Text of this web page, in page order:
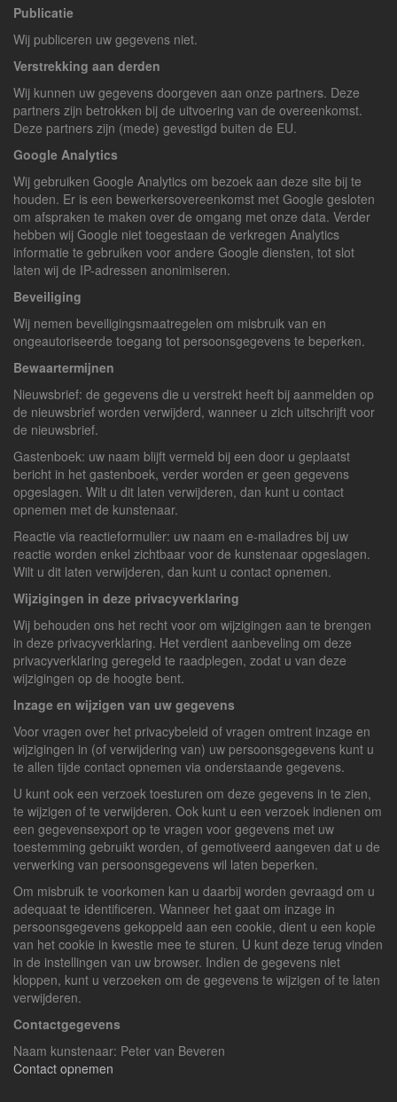
Publicatie
Wij publiceren uw gegevens niet.
Verstrekking aan derden
Wij kunnen uw gegevens doorgeven aan onze partners. Deze
partners zijn betrokken bij de uitvoering van de overeenkomst.
Deze partners zijn (mede) gevestigd buiten de EU.
Google Analytics
Wij gebruiken Google Analytics om bezoek aan deze site bij te
houden. Er is een bewerkersovereenkomst met Google gesloten
om afspraken te maken over de omgang met onze data. Verder
hebben wij Google niet toegestaan de verkregen Analytics
informatie te gebruiken voor andere Google diensten, tot slot
laten wij de IP-adressen anonimiseren.
Beveiliging
Wij nemen beveiligingsmaatregelen om misbruik van en
ongeautoriseerde toegang tot persoonsgegevens te beperken.
Bewaartermijnen
Nieuwsbrief: de gegevens die u verstrekt heeft bij aanmelden op
de nieuwsbrief worden verwijderd, wanneer u zich uitschrijft voor
de nieuwsbrief.
Gastenboek: uw naam blijft vermeld bij een door u geplaatst
bericht in het gastenboek, verder worden er geen gegevens
opgeslagen. Wilt u dit laten verwijderen, dan kunt u contact
opnemen met de kunstenaar.
Reactie via reactieformulier: uw naam en e-mailadres bij uw
reactie worden enkel zichtbaar voor de kunstenaar opgeslagen.
Wilt u dit laten verwijderen, dan kunt u contact opnemen.
Wijzigingen in deze privacyverklaring
Wij behouden ons het recht voor om wijzigingen aan te brengen
in deze privacyverklaring. Het verdient aanbeveling om deze
privacyverklaring geregeld te raadplegen, zodat u van deze
wijzigingen op de hoogte bent.
Inzage en wijzigen van uw gegevens
Voor vragen over het privacybeleid of vragen omtrent inzage en
wijzigingen in (of verwijdering van) uw persoonsgegevens kunt u
te allen tijde contact opnemen via onderstaande gegevens.
U kunt ook een verzoek toesturen om deze gegevens in te zien,
te wijzigen of te verwijderen. Ook kunt u een verzoek indienen om
een gegevensexport op te vragen voor gegevens met uw
toestemming gebruikt worden, of gemotiveerd aangeven dat u de
verwerking van persoonsgegevens wil laten beperken.
Om misbruik te voorkomen kan u daarbij worden gevraagd om u
adequaat te identificeren. Wanneer het gaat om inzage in
persoonsgegevens gekoppeld aan een cookie, dient u een kopie
van het cookie in kwestie mee te sturen. U kunt deze terug vinden
in de instellingen van uw browser. Indien de gegevens niet
kloppen, kunt u verzoeken om de gegevens te wijzigen of te laten
verwijderen.
Contactgegevens
Naam kunstenaar: Peter van Beveren
Contact opnemen